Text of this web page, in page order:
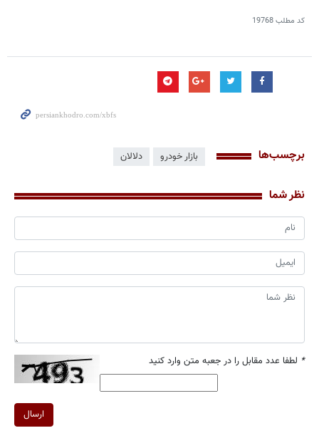
کد مطلب19768
برچسب‌ها بازار خودرو دلالان
نظر شما
* لطفا عدد مقابل را در جعبه متن وارد کنید
ارسال